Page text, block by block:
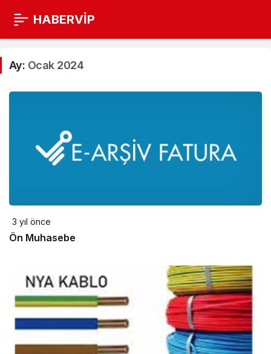
HABERVİP
Ay: Ocak 2024
3 yıl önce
Ön Muhasebe